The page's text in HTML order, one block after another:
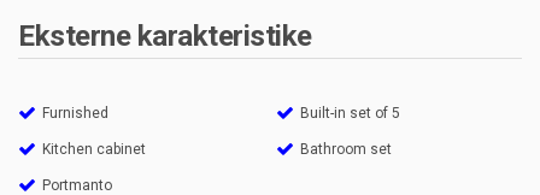
Eksterne karakteristike
Furnished Built-in set of 5
Kitchen cabinet Bathroom set
Portmanto